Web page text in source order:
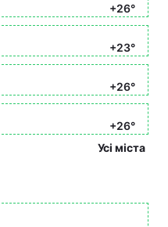
+26°
+23°
+26°
+26°
Усі міста